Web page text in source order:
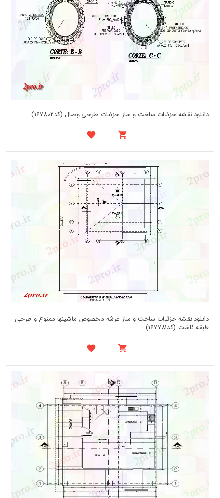
دانلود نقشه جزئیات ساخت و ساز جزئیات طرحی وصال (کد167802)
دانلود نقشه جزئیات ساخت و ساز عرشه مخصوص ماشینها ممنوع و طرحی
طبقه کاشت (کد167781)